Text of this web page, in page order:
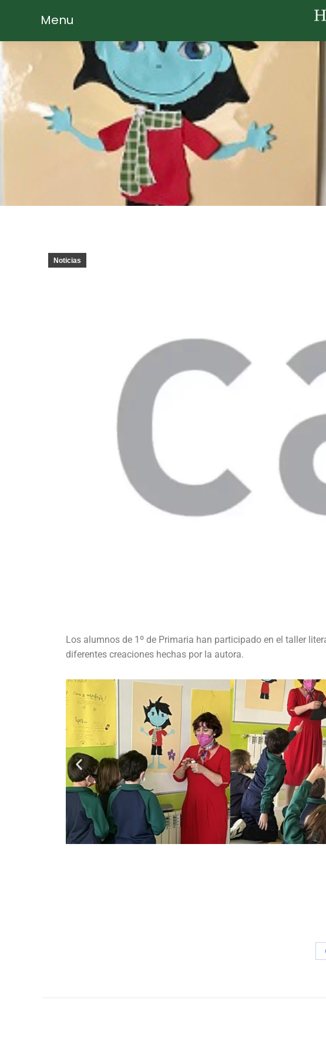
Menu
Noticias
Los alumnos de 1º de Primaria han participado en el taller
diferentes creaciones hechas por la autora.